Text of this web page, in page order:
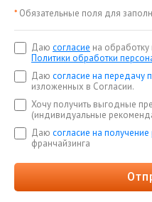
* Обязательные поля для
Даю согласие на
Политики обработки
Даю согласие на передачу
изложенных в Согласии.
Хочу получить выгодные
(индивидуальные
Даю согласие на получение
франчайзинга